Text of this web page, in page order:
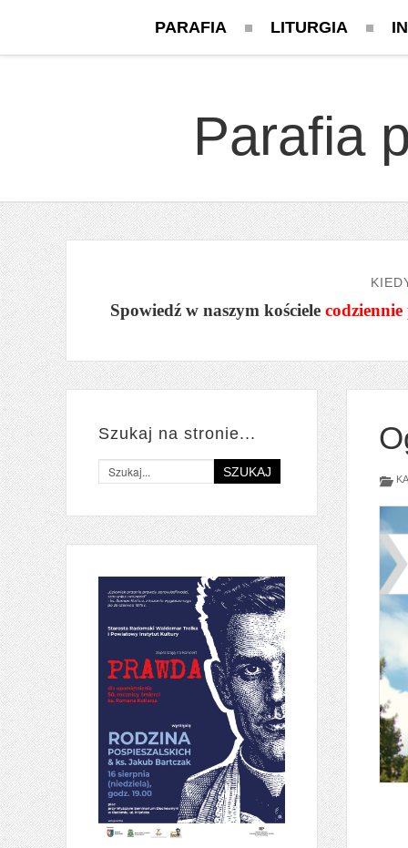
PARAFIA LITURGIA
Parafia
Spowiedź w naszym kościelecodziennie
Szukaj na stronie...
SZUKAJ